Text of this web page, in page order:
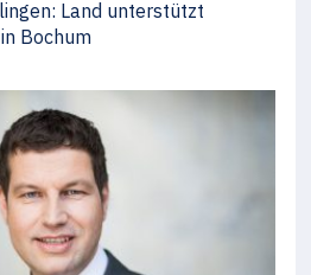
Land unterstützt
Bochum